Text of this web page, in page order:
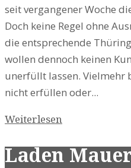
seit vergangener Woche
Doch keine Regel ohne
die entsprechende
wollen dennoch keinen
unerfüllt lassen. Vielmehr
nicht erfüllen oder...
Weiterlesen
Laden